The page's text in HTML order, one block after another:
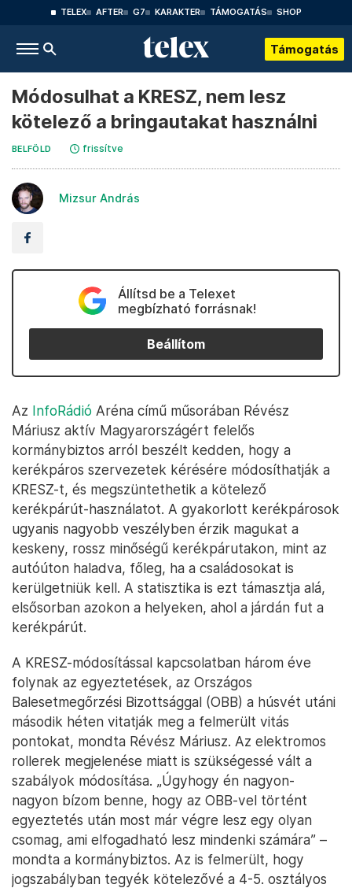
TELEX AFTER G7 KARAKTER TÁMOGATÁS SHOP
Támogatás
Módosulhat a KRESZ, nem lesz
kötelező a bringautakat használni
BELFÖLD frissítve
Mizsur András
Állítsd be a Telexet
megbízható forrásnak!
Beállítom
Az InfoRádió Aréna című műsorában Révész
Máriusz aktív Magyarországért felelős
kormánybiztos arról beszélt kedden, hogy a
kerékpáros szervezetek kérésére módosíthatják a
KRESZ-t, és megszüntethetik a kötelező
kerékpárút-használatot. A gyakorlott kerékpárosok
ugyanis nagyobb veszélyben érzik magukat a
keskeny, rossz minőségű kerékpárutakon, mint az
autóúton haladva, főleg, ha a családosokat is
kerülgetniük kell. A statisztika is ezt támasztja alá,
elsősorban azokon a helyeken, ahol a járdán fut a
kerékpárút.
A KRESZ-módosítással kapcsolatban három éve
folynak az egyeztetések, az Országos
Balesetmegőrzési Bizottsággal (OBB) a húsvét utáni
második héten vitatják meg a felmerült vitás
pontokat, mondta Révész Máriusz. Az elektromos
rollerek megjelenése miatt is szükségessé vált a
szabályok módosítása. „Úgyhogy én nagyon-
nagyon bízom benne, hogy az OBB-vel történt
egyeztetés után most már végre lesz egy olyan
csomag, ami elfogadható lesz mindenki számára” –
mondta a kormánybiztos. Az is felmerült, hogy
jogszabályban tegyék kötelezővé a 4-5. osztályos